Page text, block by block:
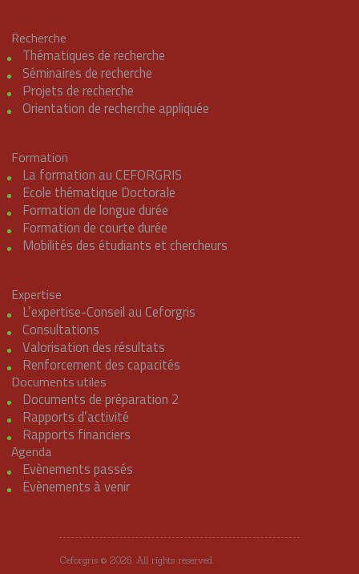
Recherche
Thématiques de recherche
Séminaires de recherche
Projets de recherche
Orientation de recherche appliquée
Formation
La formation au CEFORGRIS
Ecole thématique Doctorale
Formation de longue durée
Formation de courte durée
Mobilités des étudiants et chercheurs
Expertise
L’expertise-Conseil au Ceforgris
Consultations
Valorisation des résultats
Renforcement des capacités
Documents utiles
Documents de préparation 2
Rapports d’activité
Rapports financiers
Agenda
Evènements passés
Evènements à venir
Ceforgris © 2026. All rights reserved.